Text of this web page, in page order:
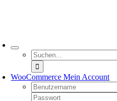
Suche
nach:
WooCommerce Mein Account
Username:
Password: